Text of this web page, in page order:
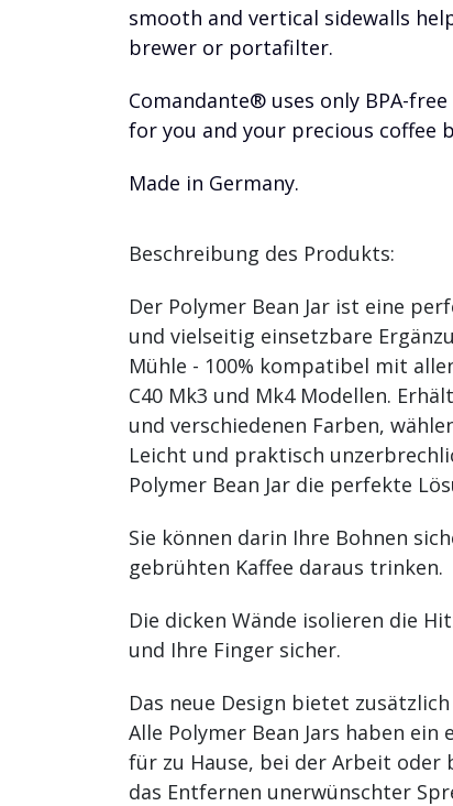
smooth and vertical sidewalls
brewer or portafilter.
Comandante® uses only BPA-
for you and your precious coffee
Made in Germany.
Beschreibung des Produkts:
Der Polymer Bean Jar ist eine
und vielseitig einsetzbare
Mühle - 100% kompatibel mit
C40 Mk3 und Mk4 Modellen.
und verschiedenen Farben,
Leicht und praktisch
Polymer Bean Jar die perfekte
Sie können darin Ihre Bohnen
gebrühten Kaffee daraus trinken.
Die dicken Wände isolieren die
und Ihre Finger sicher.
Das neue Design bietet
Alle Polymer Bean Jars haben
für zu Hause, bei der Arbeit
das Entfernen unerwünschter